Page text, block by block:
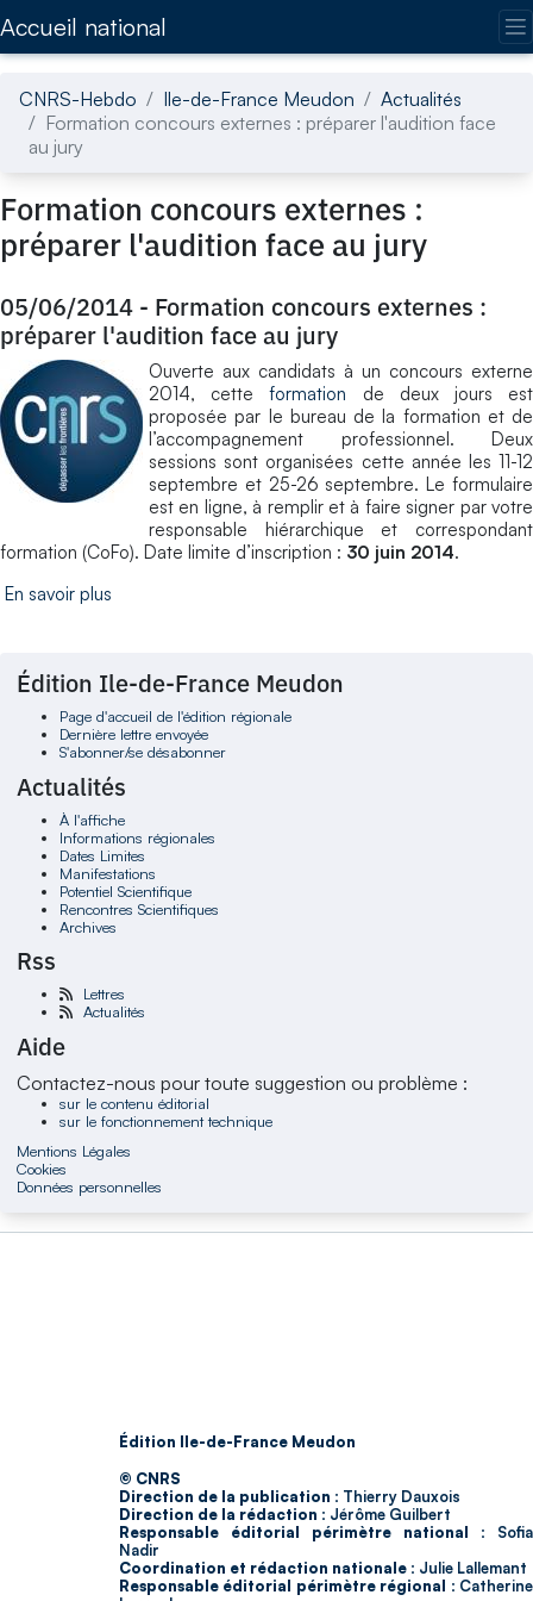
Accueil national
CNRS-Hebdo Ile-de-France Meudon
Actualités
Formation concours externes : préparer l'audition face
au jury
Formation concours externes :
préparer l'audition face au jury
05/06/2014 - Formation concours externes :
préparer l'audition face au jury
Ouverte aux candidats à un concours externe
2014, cetteformation de deux jours est
proposée par le bureau de la formation et de
l’accompagnement professionnel. Deux
sessions sont organisées cette année les 11-12
septembre et 25-26 septembre. Le formulaire
est en ligne, à remplir et à faire signer par votre
responsable hiérarchique et correspondant
formation (CoFo). Date limite d’inscription : 30 juin 2014.
En savoir plus
Édition Ile-de-France Meudon
Page d'accueil de l'édition régionale
Dernière lettre envoyée
S'abonner/se désabonner
Actualités
À l'affiche
Informations régionales
Dates Limites
Manifestations
Potentiel Scientifique
Rencontres Scientifiques
Archives
Rss
Lettres
Actualités
Aide
Contactez-nous pour toute suggestion ou problème :
sur le contenu éditorial
sur le fonctionnement technique
Mentions Légales
Cookies
Données personnelles
Édition Ile-de-France Meudon
© CNRS
Direction de la publication : Thierry Dauxois
Direction de la rédaction : Jérôme Guilbert
Responsable éditorial périmètre national : Sofia
Nadir
Coordination et rédaction nationale : Julie Lallemant
Responsable éditorial périmètre régional : Catherine